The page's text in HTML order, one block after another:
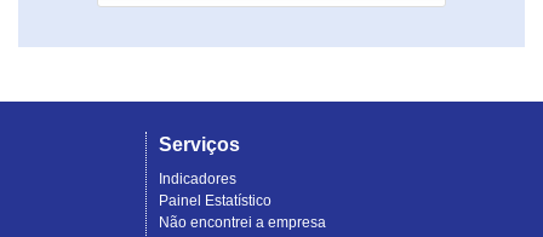
Serviços
Indicadores
Painel Estatístico
Não encontrei a empresa